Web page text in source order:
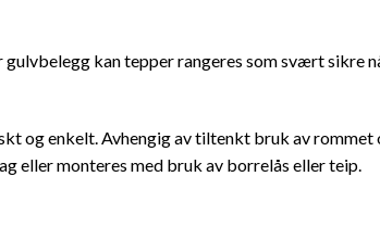
gulvbelegg kan tepper rangeres som svært sikre
og enkelt. Avhengig av tiltenkt bruk av
eller monteres med bruk av borrelås eller teip.